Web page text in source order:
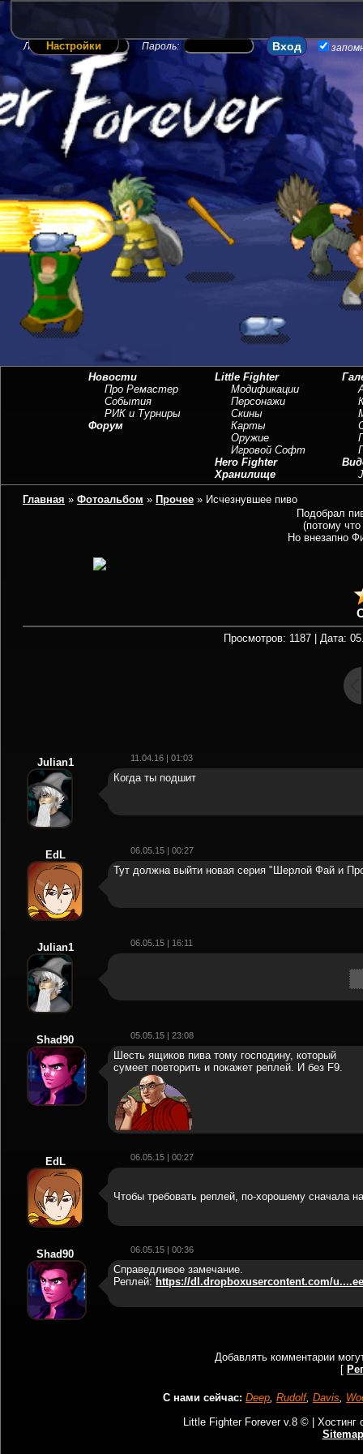
Логин: Пароль:
Настройки
Новости
Про Ремастер
События
РИК и Турниры
Форум
Little Fighter
Модификации
Персонажи
Скины
Карты
Оружие
Игровой Софт
Hero Fighter
Хранилище
Главная » Фотоальбом » Прочее » Исчезнувшее пиво
Подобрал
(потому
Но внезапно
Просмотров: 1187 | Дата:
11.04.16 | 01:03
Julian1
Когда ты подшит
06.05.15 | 00:27
EdL
Тут должна выйти новая серия "Шерлой Фай и
06.05.15 | 16:11
Julian1
05.05.15 | 23:08
Shad90
Шесть ящиков пива тому господину, который
сумеет повторить и покажет реплей. И без F9.
06.05.15 | 00:27
EdL
Чтобы требовать реплей, по-хорошему сначала
06.05.15 | 00:36
Shad90
Справедливое замечание.
Реплей: https://dl.dropboxusercontent.com/
Добавлять комментарии
[
С нами сейчас: Deep, Rudolf, Davis,
Little Fighter Forever v.8 © | Хостинг